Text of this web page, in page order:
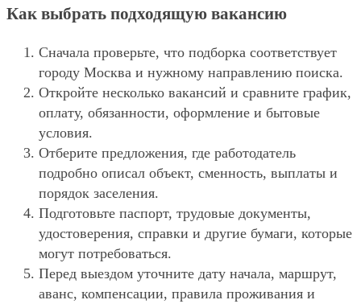
Как выбрать подходящую вакансию
Сначала проверьте, что подборка соответствует
городу Москва и нужному направлению поиска.
Откройте несколько вакансий и сравните график,
оплату, обязанности, оформление и бытовые
условия.
Отберите предложения, где работодатель
подробно описал объект, сменность, выплаты и
порядок заселения.
Подготовьте паспорт, трудовые документы,
удостоверения, справки и другие бумаги, которые
могут потребоваться.
Перед выездом уточните дату начала, маршрут,
аванс, компенсации, правила проживания и